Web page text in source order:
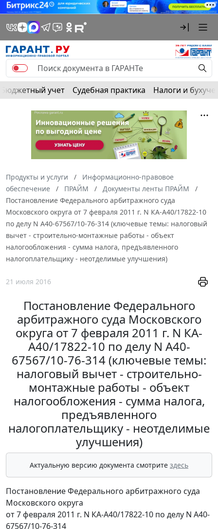
Бюджетный учет Судебная практика Налоги и
Продукты и услуги
Информационно-правовое
обеспечение
ПРАЙМ
Документы ленты ПРАЙМ
Постановление Федерального арбитражного суда
Московского округа от 7 февраля 2011 г. N КА-А40/17822-10
по делу N А40-67567/10-76-314 (ключевые темы: налоговый
вычет - строительно-монтажные работы - объект
налогообложения - сумма налога, предъявленного
налогоплательщику - неотделимые улучшения)
21 июля 2016
Постановление Федерального
арбитражного суда Московского
округа от 7 февраля 2011 г. N КА-
А40/17822-10 по делу N А40-
67567/10-76-314 (ключевые темы:
налоговый вычет - строительно-
монтажные работы - объект
налогообложения - сумма налога,
предъявленного
налогоплательщику - неотделимые
улучшения)
Актуальную версию документа смотрите здесь
Постановление Федерального арбитражного суда
Московского округа
от 7 февраля 2011 г. N КА-А40/17822-10 по делу N А40-
67567/10-76-314